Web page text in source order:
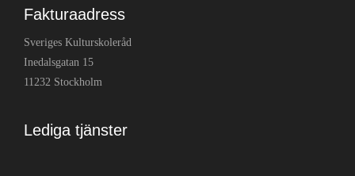
Fakturaadress
Sveriges Kulturskoleråd
Inedalsgatan 15
11232 Stockholm
Lediga tjänster